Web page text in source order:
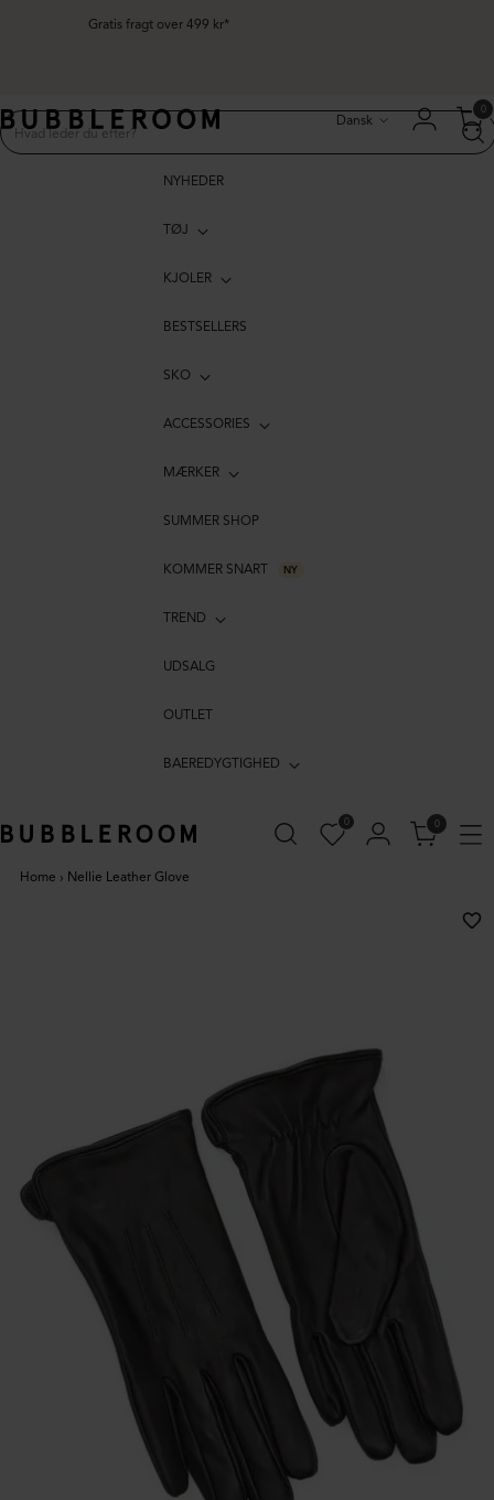
Gratis fragt over 499 kr*
Dansk
0
NYHEDER
TØJ
KJOLER
BESTSELLERS
SKO
ACCESSORIES
MÆRKER
SUMMER SHOP
KOMMER SNART NY
TREND
UDSALG
OUTLET
BAEREDYGTIGHED
0 0
Home › Nellie Leather Glove